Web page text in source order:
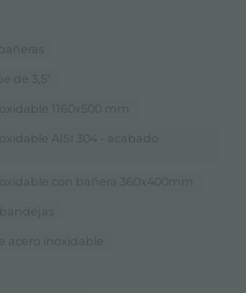
de 3,5"
1160x500 mm
AISI 304 - acabado
con bañera 360x400mm
acero inoxidable